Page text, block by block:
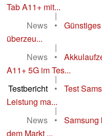
Tab A11+ mit...
|
News
•
überzeu...
|
News
•
A11+ 5G im Tes...
|
Testbericht
•
Test
Leistung ma...
|
News
•
Samsung
dem Markt ...